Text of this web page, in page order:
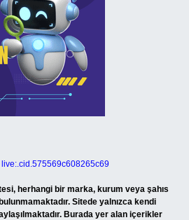
live:.cid.575569c608265c69
herhangi bir marka, kurum veya şahıs
Sitede yalnızca kendi
Burada yer alan içerikler